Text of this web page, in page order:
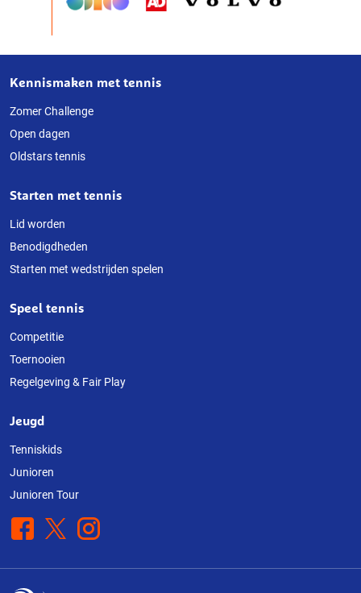
Over
deze
website
Kennismaken met tennis
Zomer Challenge
Open dagen
Oldstars tennis
Starten met tennis
Lid worden
Benodigdheden
Starten met wedstrijden spelen
Speel tennis
Competitie
Toernooien
Regelgeving & Fair Play
Jeugd
Tenniskids
Junioren
Junioren Tour
Facebook
X Instagram